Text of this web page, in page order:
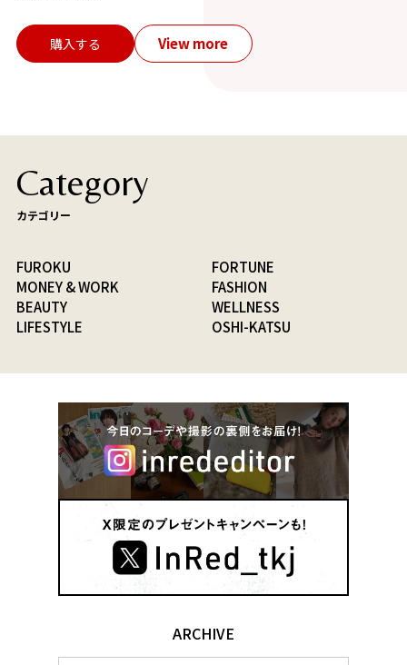
購入する View more
Category
カテゴリー
FUROKU
FORTUNE
MONEY & WORK
FASHION
BEAUTY
WELLNESS
LIFESTYLE
OSHI-KATSU
ARCHIVE